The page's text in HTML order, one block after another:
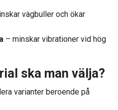
vägbuller och ökar
– minskar vibrationer vid hög
ska man välja?
varianter beroende på